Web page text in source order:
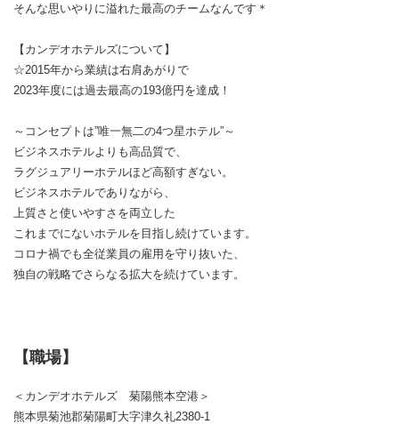
そんな思いやりに溢れた最高のチームなんです＊
【カンデオホテルズについて】
☆2015年から業績は右肩あがりで
2023年度には過去最高の193億円を達成！
～コンセプトは”唯一無二の4つ星ホテル”～
ビジネスホテルよりも高品質で、
ラグジュアリーホテルほど高額すぎない。
ビジネスホテルでありながら、
上質さと使いやすさを両立した
これまでにないホテルを目指し続けています。
コロナ禍でも全従業員の雇用を守り抜いた、
独自の戦略でさらなる拡大を続けています。
【職場】
＜カンデオホテルズ 菊陽熊本空港＞
熊本県菊池郡菊陽町大字津久礼2380-1